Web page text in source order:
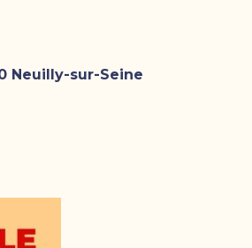
Neuilly-sur-Seine